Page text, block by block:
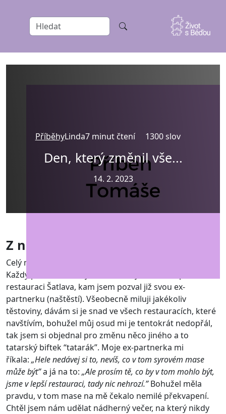
PříběhyLinda7 minut čtení 1300 slov
Den, který změnil vše...
14. 2. 2023
Z ničeho nic
Celý můj životní příběh s Béďou započal v roce 2016.
Každý příběh má svůj začátek, můj začátek započal v
restauraci Šatlava, kam jsem pozval již svou ex-
partnerku (naštěstí). Všeobecně miluji jakékoliv
těstoviny, dávám si je snad ve všech restauracích, které
navštívím, bohužel můj osud mi je tentokrát nedopřál,
tak jsem si objednal pro změnu něco jiného a to
tatarský biftek “tatarák”. Moje ex-partnerka mi
říkala: „Hele nedávej si to, nevíš, co v tom syrovém mase
může být”a já na to: „Ale prosím tě, co by v tom mohlo být,
jsme v lepší restauraci, tady nic nehrozí.”Bohužel měla
pravdu, v tom mase na mě čekalo nemilé překvapení.
Chtěl jsem nám udělat nádherný večer, na který nikdy